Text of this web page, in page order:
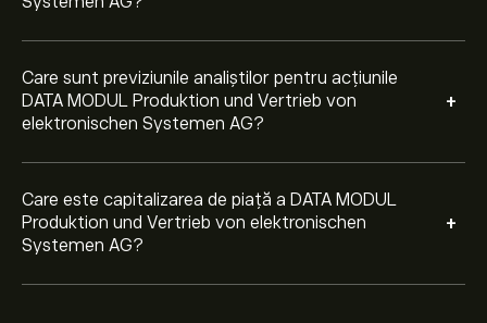
Care sunt previziunile analiștilor pentru acțiunile
DATA MODUL Produktion und Vertrieb von
elektronischen Systemen AG?
+
Care este capitalizarea de piață a DATA MODUL
Produktion und Vertrieb von elektronischen
Systemen AG?
+